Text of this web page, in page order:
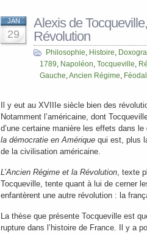
JAN
29
Alexis de
Révolution
Philosophie, Histoire,
1789, Napoléon, Tocqueville,
Gauche,Ancien Régime,
Il y eut au XVIIIe siècle bien des
Notamment l’américaine, dont
d’une certaine manière les effets dans
la démocratie en Amérique qui est, plus
de la civilisation américaine.
L’Ancien Régime et la Révolution, texte
Tocqueville, tente quant à lui de cerner
enfantèrent une autre révolution : la
La thèse que présente Tocqueville est
rupture dans l’histoire de France. Il y a